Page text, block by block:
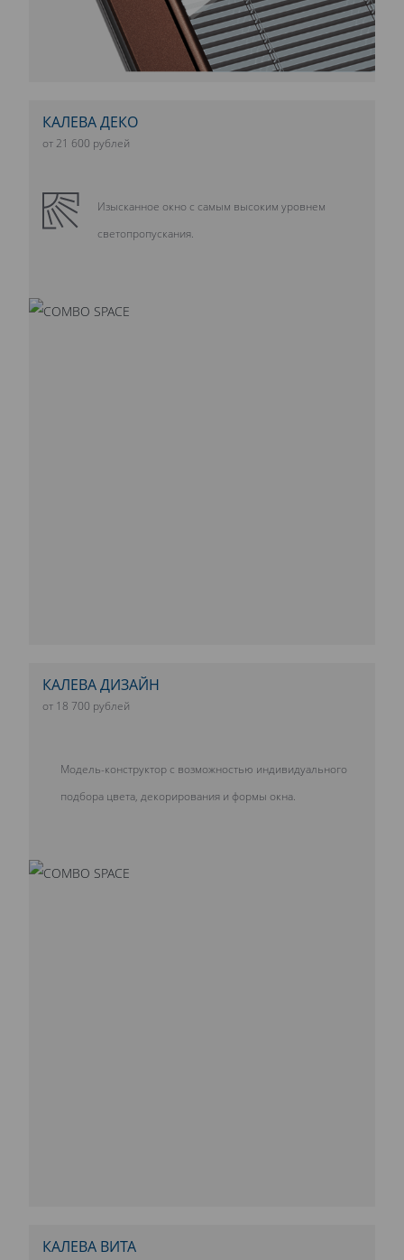
КАЛЕВА ДЕКО
от 21 600 рублей
Изысканное окно с самым высоким уровнем
светопропускания.
КАЛЕВА ДИЗАЙН
от 18 700 рублей
Модель-конструктор с возможностью индивидуального
подбора цвета, декорирования и формы окна.
КАЛЕВА ВИТА